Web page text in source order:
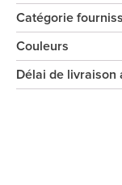
Catégorie
Couleurs
Délai de livraison